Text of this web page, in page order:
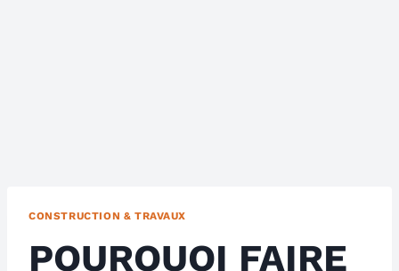
CONSTRUCTION & TRAVAUX
POURQUOI FAIRE